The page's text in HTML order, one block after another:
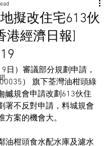
聞
擬改住宅613伙
港經濟日報]
日）審議部分規劃申請，
） 旗下荃灣油柑頭綠
城規會申請改劃613伙住
署不反對申請，料城規會
方案的機會大。
油柑頭食水配水庫及濾水